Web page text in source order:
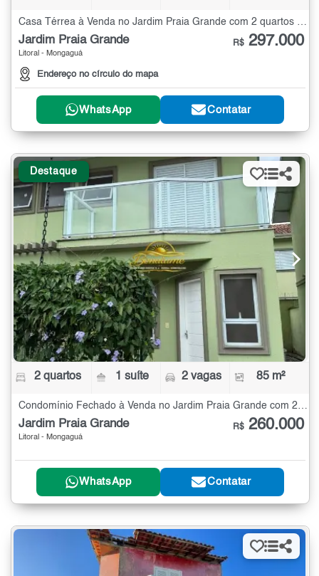
Casa Térrea à Venda no Jardim Praia Grande com 2 quartos - 195 m²
Jardim Praia Grande
Litoral - Mongaguá
Endereço no círculo do mapa
R$ 297.000
WhatsApp Contatar
Destaque
2 quartos 1 suíte 2 vagas 85 m²
Condomínio Fechado à Venda no Jardim Praia Grande com 2 quartos - 85 m²
Jardim Praia Grande
Litoral - Mongaguá
R$ 260.000
WhatsApp Contatar